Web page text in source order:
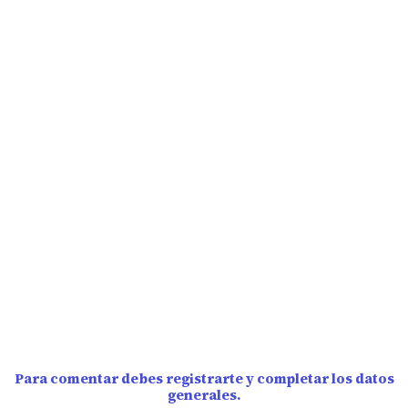
Para comentar debes registrarte y completar los datos
generales.